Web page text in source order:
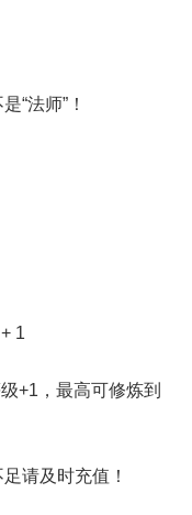
“法师”！
1
+1，最高可修炼到
请及时充值！